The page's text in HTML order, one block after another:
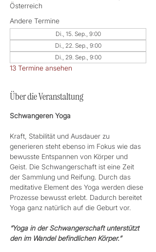
Österreich
Andere Termine
Di., 15. Sep., 9:00
Di., 22. Sep., 9:00
Di., 29. Sep., 9:00
13 Termine ansehen
Über die Veranstaltung
Schwangeren Yoga
Kraft, Stabilität und Ausdauer zu
generieren steht ebenso im Fokus wie das
bewusste Entspannen von Körper und
Geist. Die Schwangerschaft ist eine Zeit
der Sammlung und Reifung. Durch das
meditative Element des Yoga werden diese
Prozesse bewusst erlebt. Dadurch bereitet
Yoga ganz natürlich auf die Geburt vor.
“Yoga in der Schwangerschaft unterstützt
den im Wandel befindlichen Körper.”